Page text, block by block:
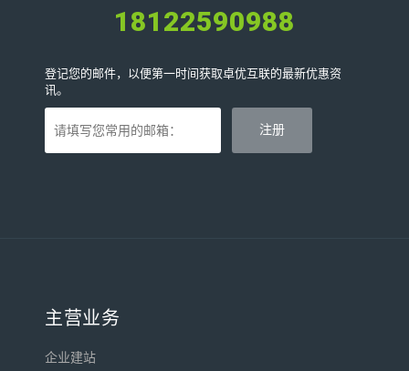
18122590988
登记您的邮件，以便第一时间获取卓优互联的最新优惠资
讯。
主营业务
企业建站